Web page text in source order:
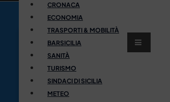
CRONACA
ECONOMIA
TRASPORTI & MOBILITÀ
BARSICILIA
SANITÀ
TURISMO
SINDACI DI SICILIA
METEO